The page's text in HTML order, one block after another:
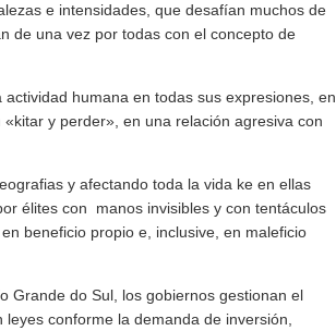
e intensidades, que desafían muchos de
de una vez por todas con el concepto de
humana en todas sus expresiones, en
y perder», en una relación agresiva con
y afectando toda la vida ke en ellas
élites con manos invisibles y con tentáculos
beneficio propio e, inclusive, en maleficio
Grande do Sul, los gobiernos gestionan el
conforme la demanda de inversión,